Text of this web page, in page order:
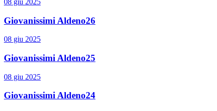
Giovanissimi Aldeno26
08 giu 2025
Giovanissimi Aldeno25
08 giu 2025
Giovanissimi Aldeno24